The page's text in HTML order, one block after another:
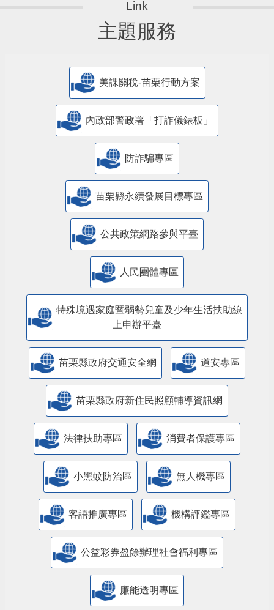
主題服務
美課關稅-苗栗行動方案
內政部警政署「打詐儀錶板」
防詐騙專區
苗栗縣永續發展目標專區
公共政策網路參與平臺
人民團體專區
特殊境遇家庭暨弱勢兒童及少年生活扶助線
上申辦平臺
苗栗縣政府交通安全網 道安專區
苗栗縣政府新住民照顧輔導資訊網
法律扶助專區 消費者保護專區
小黑蚊防治區 無人機專區
客語推廣專區 機構評鑑專區
公益彩券盈餘辦理社會福利專區
廉能透明專區